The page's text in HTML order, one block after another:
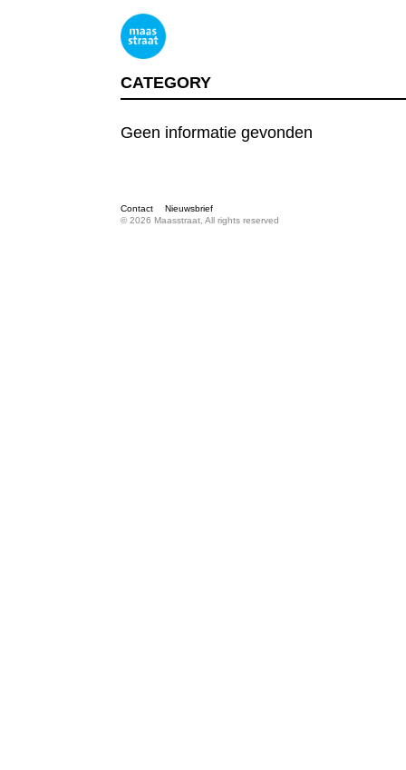
CATEGORY
Geen informatie gevonden
Contact
Nieuwsbrief
© 2026 Maasstraat, All rights reserved